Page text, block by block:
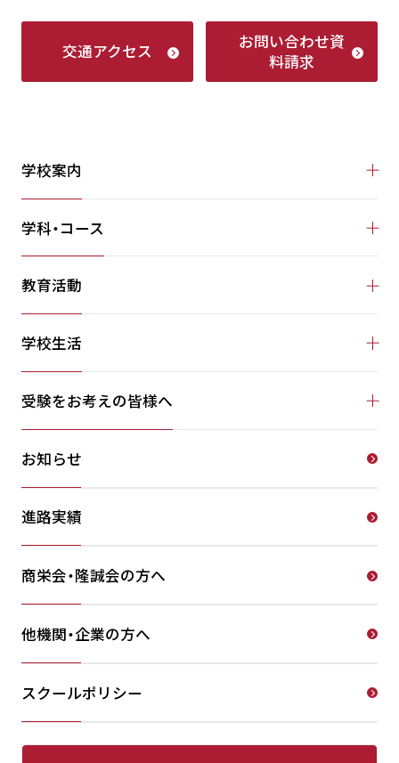
交通アクセス お問い合わせ資
料請求
学校案内
学科・コース
教育活動
学校生活
受験をお考えの皆様へ
お知らせ
進路実績
商栄会・隆誠会の方へ
他機関・企業の方へ
スクールポリシー